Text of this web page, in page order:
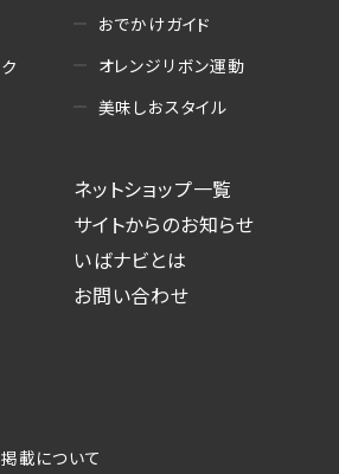
おでかけガイド
オレンジリボン運動
美味しおスタイル
ネットショップ一覧
サイトからのお知らせ
いばナビとは
お問い合わせ
載について